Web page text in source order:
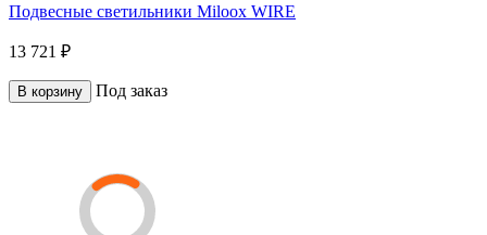
Подвесные светильники Miloox WIRE
13 721 ₽
В корзину Под заказ